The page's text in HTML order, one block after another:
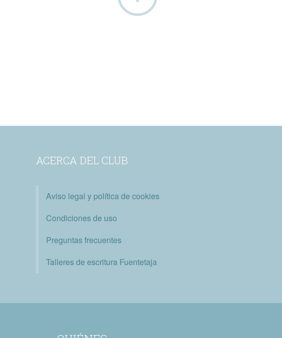
ACERCA DEL CLUB
Aviso legal y política de cookies
Condiciones de uso
Preguntas frecuentes
Talleres de escritura Fuentetaja